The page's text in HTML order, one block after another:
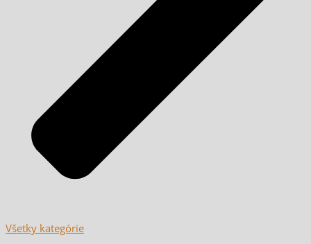
Všetky kategórie